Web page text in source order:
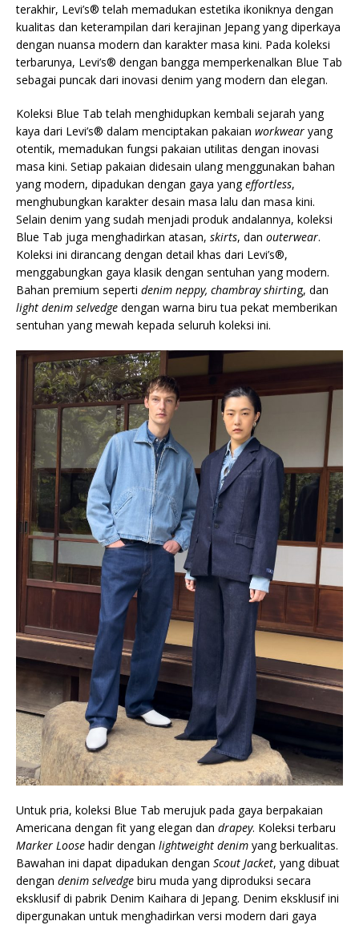
terakhir, Levi’s® telah memadukan estetika ikoniknya dengan
kualitas dan keterampilan dari kerajinan Jepang yang diperkaya
dengan nuansa modern dan karakter masa kini. Pada koleksi
terbarunya, Levi’s® dengan bangga memperkenalkan Blue Tab
sebagai puncak dari inovasi denim yang modern dan elegan.
Koleksi Blue Tab telah menghidupkan kembali sejarah yang
kaya dari Levi’s® dalam menciptakan pakaian workwear yang
otentik, memadukan fungsi pakaian utilitas dengan inovasi
masa kini. Setiap pakaian didesain ulang menggunakan bahan
yang modern, dipadukan dengan gaya yangeffortless,
menghubungkan karakter desain masa lalu dan masa kini.
Selain denim yang sudah menjadi produk andalannya, koleksi
Blue Tab juga menghadirkan atasan, skirts, dan outerwear.
Koleksi ini dirancang dengan detail khas dari Levi’s®,
menggabungkan gaya klasik dengan sentuhan yang modern.
Bahan premium seperti denim neppy, chambray shirting, dan
light denim selvedge dengan warna biru tua pekat memberikan
sentuhan yang mewah kepada seluruh koleksi ini.
Untuk pria, koleksi Blue Tab merujuk pada gaya berpakaian
Americana dengan fit yang elegan dan drapey. Koleksi terbaru
Marker Loose hadir dengan lightweight denim yang berkualitas.
Bawahan ini dapat dipadukan dengan Scout Jacket, yang dibuat
dengan denim selvedge biru muda yang diproduksi secara
eksklusif di pabrik Denim Kaihara di Jepang. Denim eksklusif ini
dipergunakan untuk menghadirkan versi modern dari gaya